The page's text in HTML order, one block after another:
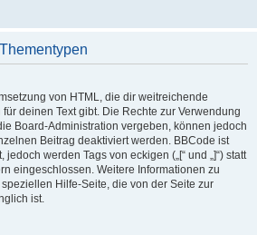
von HTML, die dir weitreichende
deinen Text gibt. Die Rechte zur Verwendung
Board-Administration vergeben, können jedoch
Beitrag deaktiviert werden. BBCode ist
werden Tags von eckigen („[“ und „]“) statt
eingeschlossen. Weitere Informationen zu
Hilfe-Seite, die von der Seite zur
ist.